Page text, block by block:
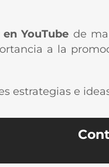
YouTube de
a la
estrategias e